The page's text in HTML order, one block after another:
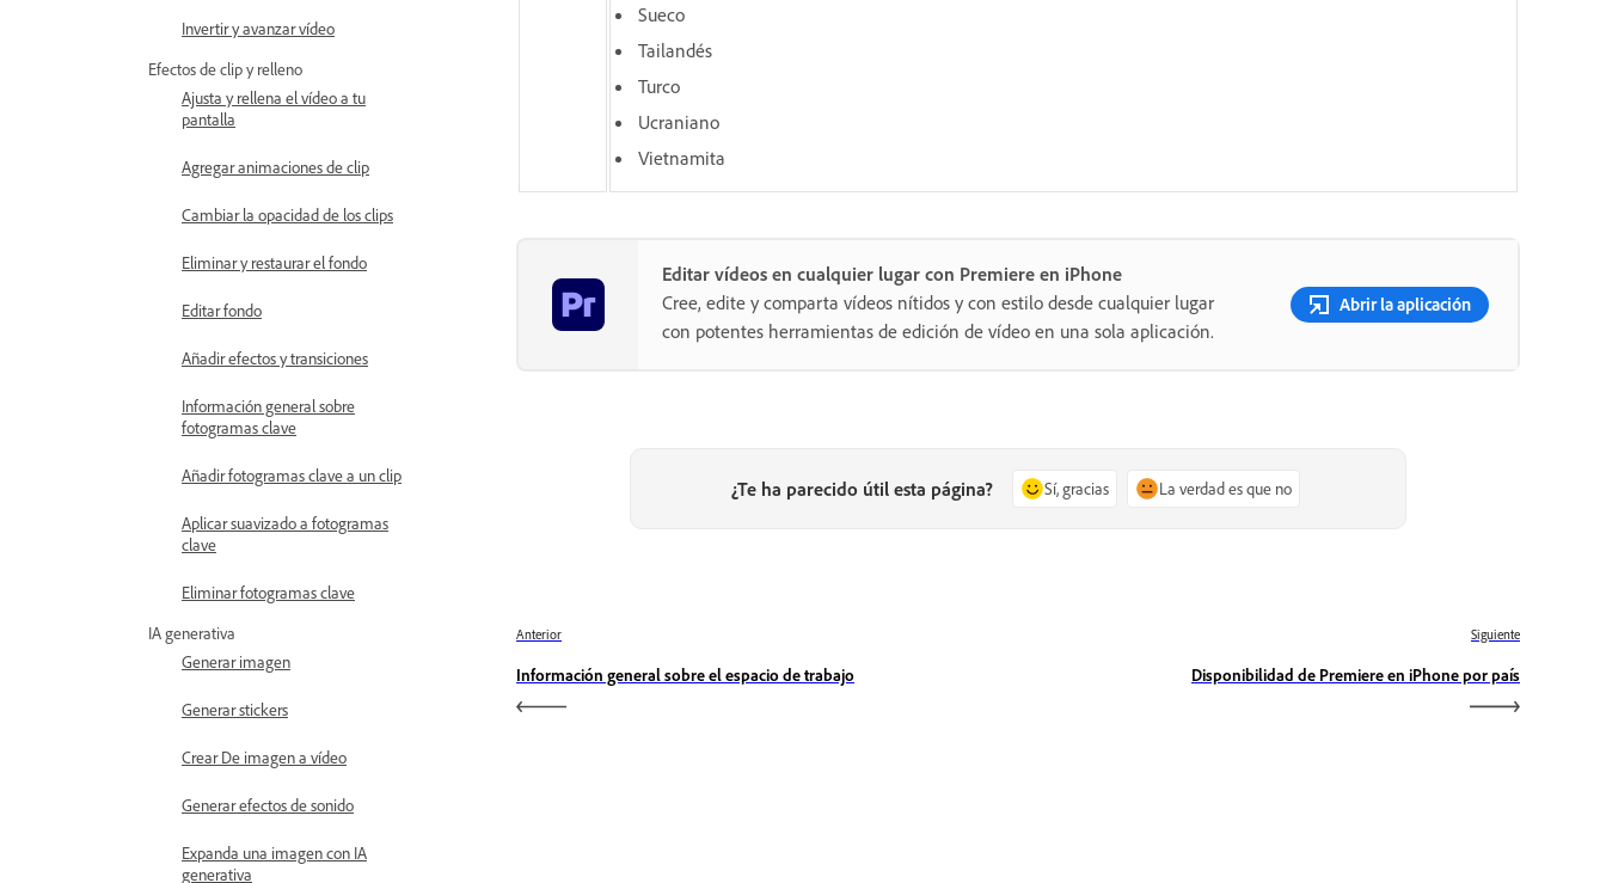
Invertir y avanzar vídeo
Efectos de clip y relleno
Ajusta y rellena el vídeo a tu
pantalla
Agregar animaciones de clip
Cambiar la opacidad de los clips
Eliminar y restaurar el fondo
Editar fondo
Añadir efectos y transiciones
Información general sobre
fotogramas clave
Añadir fotogramas clave a un clip
Aplicar suavizado a fotogramas
clave
Eliminar fotogramas clave
IA generativa
Generar imagen
Generar stickers
Crear De imagen a vídeo
Generar efectos de sonido
Expanda una imagen con IA
generativa
Sueco
Tailandés
Turco
Ucraniano
Vietnamita
Editar vídeos en cualquier lugar con Premiere en iPhone
Cree, edite y comparta vídeos nítidos y con estilo desde cualquier lugar
con potentes herramientas de edición de vídeo en una sola aplicación.
Abrir la aplicación
¿Te ha parecido útil esta página? Sí, gracias La verdad es que no
Anterior
Información general sobre el espacio de trabajo
Siguiente
Disponibilidad de Premiere en iPhone por país